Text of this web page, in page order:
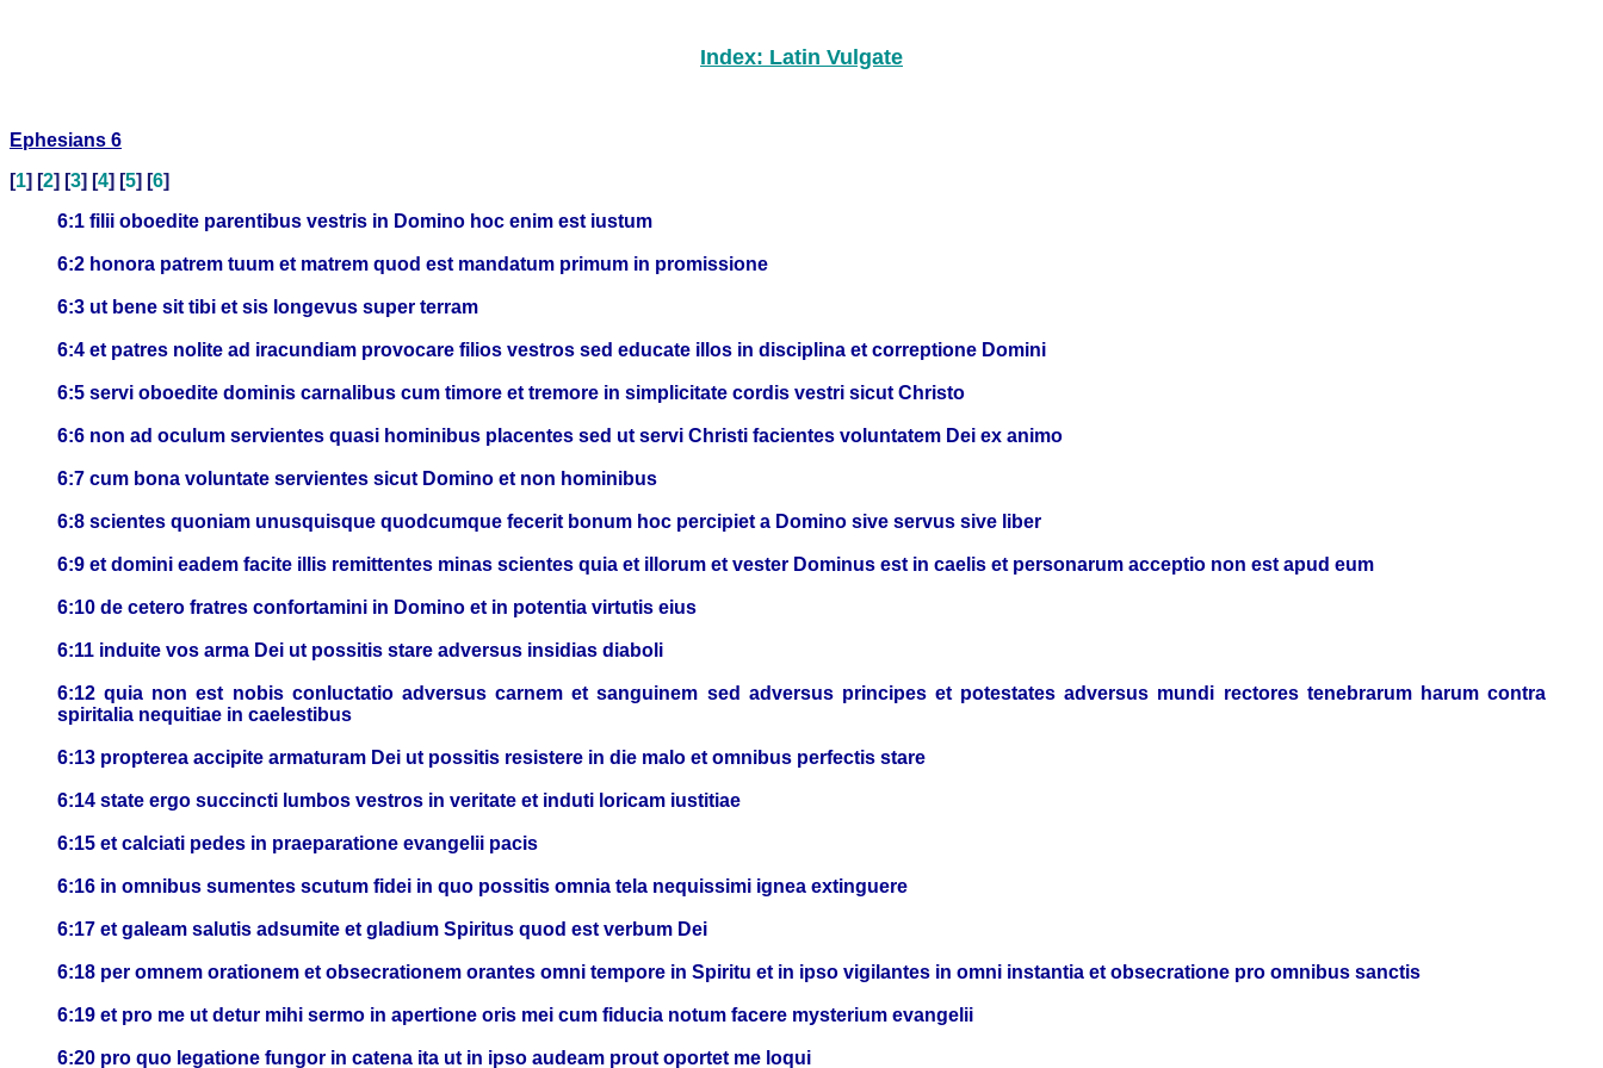
Index: Latin Vulgate
Ephesians 6
[1] [2] [3] [4] [5] [6]
6:1 filii oboedite parentibus vestris in Domino hoc enim est iustum
6:2 honora patrem tuum et matrem quod est mandatum primum in promissione
6:3 ut bene sit tibi et sis longevus super terram
6:4 et patres nolite ad iracundiam provocare filios vestros sed educate illos in disciplina et correptione Domini
6:5 servi oboedite dominis carnalibus cum timore et tremore in simplicitate cordis vestri sicut Christo
6:6 non ad oculum servientes quasi hominibus placentes sed ut servi Christi facientes voluntatem Dei ex animo
6:7 cum bona voluntate servientes sicut Domino et non hominibus
6:8 scientes quoniam unusquisque quodcumque fecerit bonum hoc percipiet a Domino sive servus sive liber
6:9 et domini eadem facite illis remittentes minas scientes quia et illorum et vester Dominus est in caelis et personarum acceptio non est apud eum
6:10 de cetero fratres confortamini in Domino et in potentia virtutis eius
6:11 induite vos arma Dei ut possitis stare adversus insidias diaboli
6:12 quia non est nobis conluctatio adversus carnem et sanguinem sed adversus principes et potestates adversus mundi rectores tenebrarum harum contra
spiritalia nequitiae in caelestibus
6:13 propterea accipite armaturam Dei ut possitis resistere in die malo et omnibus perfectis stare
6:14 state ergo succincti lumbos vestros in veritate et induti loricam iustitiae
6:15 et calciati pedes in praeparatione evangelii pacis
6:16 in omnibus sumentes scutum fidei in quo possitis omnia tela nequissimi ignea extinguere
6:17 et galeam salutis adsumite et gladium Spiritus quod est verbum Dei
6:18 per omnem orationem et obsecrationem orantes omni tempore in Spiritu et in ipso vigilantes in omni instantia et obsecratione pro omnibus sanctis
6:19 et pro me ut detur mihi sermo in apertione oris mei cum fiducia notum facere mysterium evangelii
6:20 pro quo legatione fungor in catena ita ut in ipso audeam prout oportet me loqui